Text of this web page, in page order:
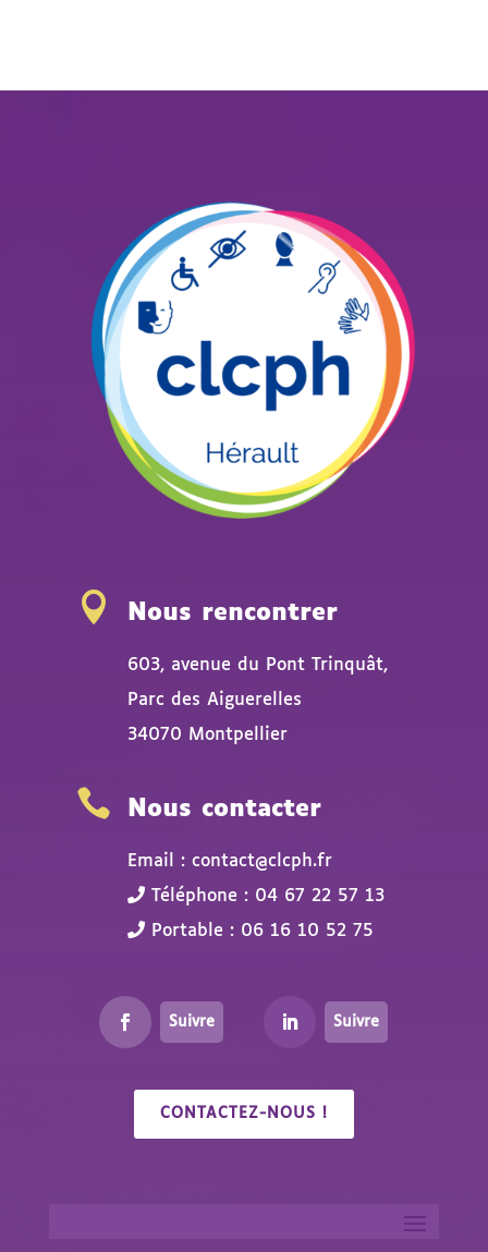
 Nous rencontrer
603, avenue du Pont Trinquât,
Parc des Aiguerelles
34070 Montpellier
 Nous contacter
Email : contact@clcph.fr
Téléphone : 04 67 22 57 13
Portable : 06 16 10 52 75
Suivre Suivre
CONTACTEZ-NOUS !